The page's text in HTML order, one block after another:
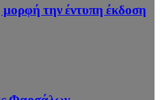
την έντυπη έκδοση